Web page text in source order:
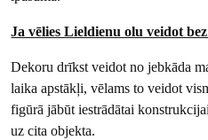
Ja vēlies Lieldienu olu veidot bez
Dekoru drīkst veidot no jebkāda
laika apstākļi, vēlams to veidot
figūrā jābūt iestrādātai
uz cita objekta.